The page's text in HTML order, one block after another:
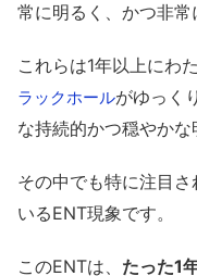
常に明るく、かつ非常
これらは1年以上にわ
ラックホールがゆっく
な持続的かつ穏やかな
その中でも特に注目さ
いるENT現象です。
このENTは、 たった1